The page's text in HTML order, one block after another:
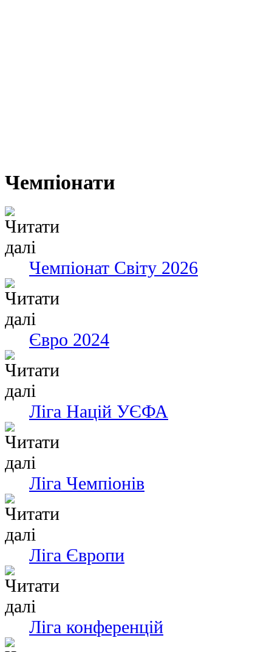
Чемпіонати
Чемпіонат Світу 2026
Євро 2024
Ліга Націй УЄФА
Ліга Чемпіонів
Ліга Європи
Ліга конференцій